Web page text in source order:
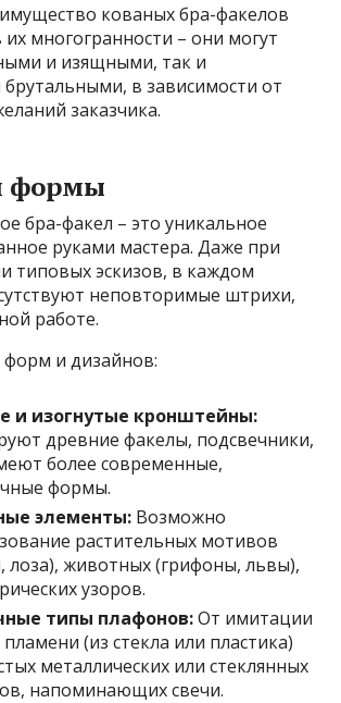
кованых бра-факелов
их многогранности – они могут
и изящными, так и
в зависимости от
заказчика.
формы
бра-факел – это уникальное
руками мастера. Даже при
типовых эскизов, в каждом
неповторимые штрихи,
работе.
форм и дизайнов:
и изогнутые кронштейны:
древние факелы, подсвечники,
более современные,
формы.
элементы: Возможно
растительных мотивов
лоза), животных (грифоны, львы),
узоров.
типы плафонов:От имитации
(из стекла или пластика)
металлических или стеклянных
напоминающих свечи.